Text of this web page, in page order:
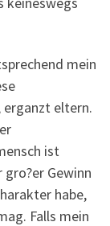
mein
erganzt eltern.
ist
Gewinn
habe,
Falls mein